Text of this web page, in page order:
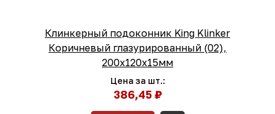
Клинкерный подоконник King Klinker
Коричневый глазурированный (02),
200х120х15мм
Цена за шт.:
386,45 ₽